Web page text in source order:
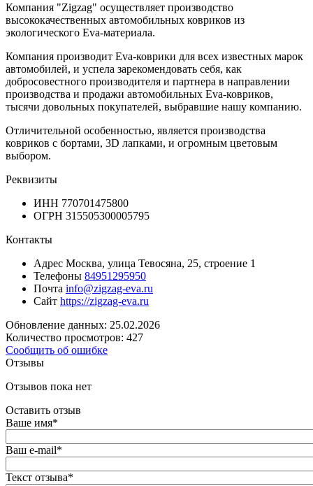
Компания "Zigzag" осуществляет производство
высококачественных автомобильных ковриков из
экологического Eva-материала.
Компания производит Eva-коврики для всех известных марок
автомобилей, и успела зарекомендовать себя, как
добросовестного производителя и партнера в направлении
производства и продажи автомобильных Eva-ковриков,
тысячи довольных покупателей, выбравшие нашу компанию.
Отличительной особенностью, является производства
ковриков с бортами, 3D лапками, и огромным цветовым
выбором.
Реквизиты
ИНН 770701475800
ОГРН 315505300005795
Контакты
Адрес Москва, улица Тевосяна, 25, строение 1
Телефоны 84951295950
Почта info@zigzag-eva.ru
Сайт https://zigzag-eva.ru
Обновление данных: 25.02.2026
Количество просмотров: 427
Сообщить об ошибке
Отзывы
Отзывов пока нет
Оставить отзыв
Ваше имя*
Ваш e-mail*
Текст отзыва*